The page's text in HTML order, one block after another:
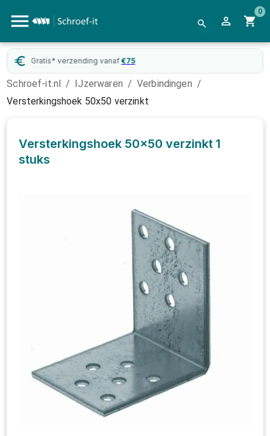
0
Gratis* verzending vanaf €75
Schroef-it.nl / IJzerwaren / Verbindingen /
Versterkingshoek 50x50 verzinkt
Versterkingshoek 50x50 verzinkt 1
stuks